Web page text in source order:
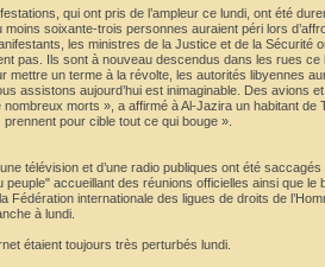
qui ont pris de l’ampleur ce lundi, ont été
moins soixante-trois personnes auraient péri lors
les ministres de la Justice et de la Sécurité
pas. Ils sont à nouveau descendus dans les rues
un terme à la révolte, les autorités libyennes
assistons aujourd’hui est inimaginable. Des avions et
morts », a affirmé à Al-Jazira un habitant de
pour cible tout ce qui bouge ».
télévision et d’une radio publiques ont été
accueillant des réunions officielles ainsi que le
internationale des ligues de droits de
à lundi.
étaient toujours très perturbés lundi.